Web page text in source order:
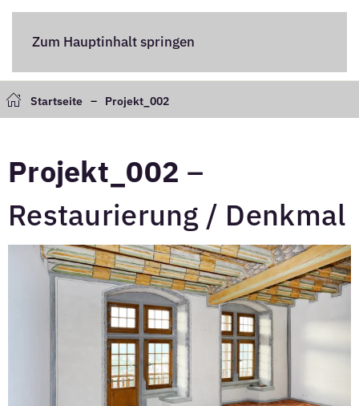
Zum Hauptinhalt springen
Startseite Projekt_002
Projekt_002 –
Restaurierung / Denkmal